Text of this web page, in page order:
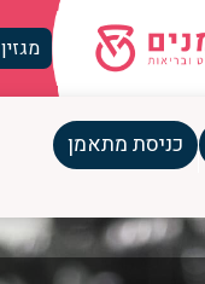
מגזין
כניסת מתאמן